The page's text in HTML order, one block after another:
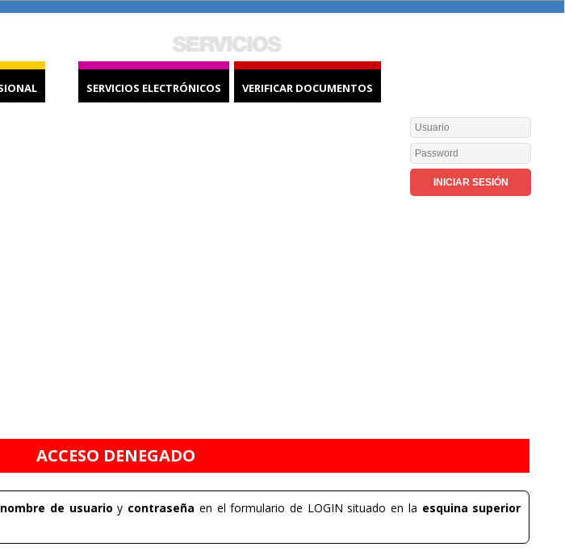
SERVICIOS ELECTRÓNICOS VERIFICAR DOCUMENTOS
ACCESO DENEGADO
nombre de usuario y contraseña en el formulario de LOGIN situado en la esquina superior